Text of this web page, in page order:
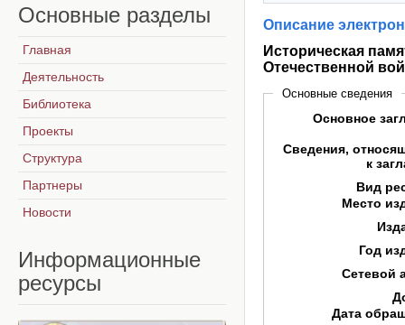
Описание
Историческая
Отечественной
Основные сведения
Основное
Сведения,
к
Вид
Место
Год
Сетевой
Дата
Основные разделы
Главная
Деятельность
Библиотека
Проекты
Структура
Партнеры
Новости
Информационные
ресурсы